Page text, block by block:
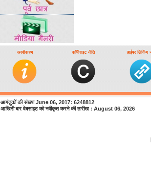
अस्वीकरण कॉपीराइट नीति हाईपर लिंकिंग
आगंतुकों की संख्या June 06, 2017: 6248812
आखिरी बार वेबसाइट को नवीकृत करने की तारीख : August 06, 2026